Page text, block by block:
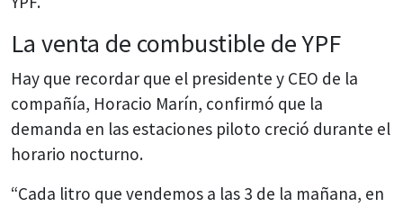
La venta de combustible de YPF
Hay que recordar que el presidente y CEO de la
compañía, Horacio Marín, confirmó que la
demanda en las estaciones piloto creció durante el
horario nocturno.
“Cada litro que vendemos a las 3 de la mañana, en